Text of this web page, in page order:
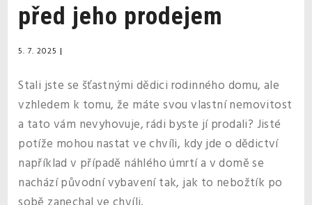
před jeho prodejem
5. 7. 2025 |
Stali jste se šťastnými dědici rodinného domu, ale
vzhledem k tomu, že máte svou vlastní nemovitost
a tato vám nevyhovuje, rádi byste jí prodali? Jisté
potíže mohou nastat ve chvíli, kdy jde o dědictví
například v případě náhlého úmrtí a v domě se
nachází původní vybavení tak, jak to nebožtík po